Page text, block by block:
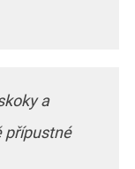
a
přípustné